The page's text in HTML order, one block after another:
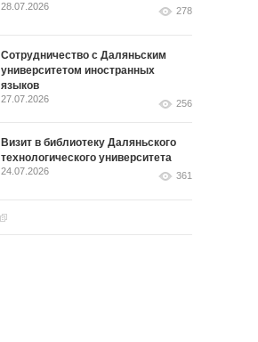
28.07.2026 278
Сотрудничество с Даляньским
университетом иностранных
языков
27.07.2026 256
Визит в библиотеку Даляньского
технологического университета
24.07.2026 361